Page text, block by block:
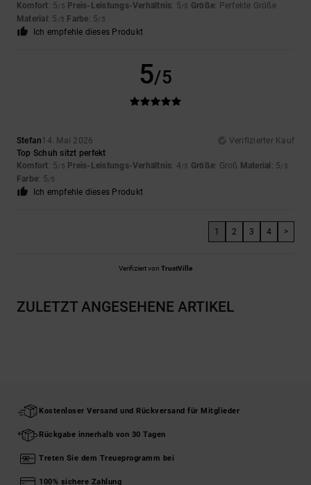
Komfort: 5/5 Preis-Leistungs-Verhältnis: 5/5 Größe: Perfekte Größe
Material : 5 /5 Farbe: 5/5
Ich empfehle dieses Produkt
5/5
Stefan14. Mai 2026
Verifizierter Kauf
Top Schuh sitzt perfekt
Komfort: 5/5 Preis-Leistungs-Verhältnis: 4/5 Größe: Groß Material : 5/5
Farbe: 5/5
Ich empfehle dieses Produkt
1 2 3 4 >
Verifiziert von TrustVille
ZULETZT ANGESEHENE ARTIKEL
Kostenloser Versand und Rückversand für Mitglieder
Rückgabe innerhalb von 30 Tagen
Treten Sie dem Treueprogramm bei
100% sichere Zahlung